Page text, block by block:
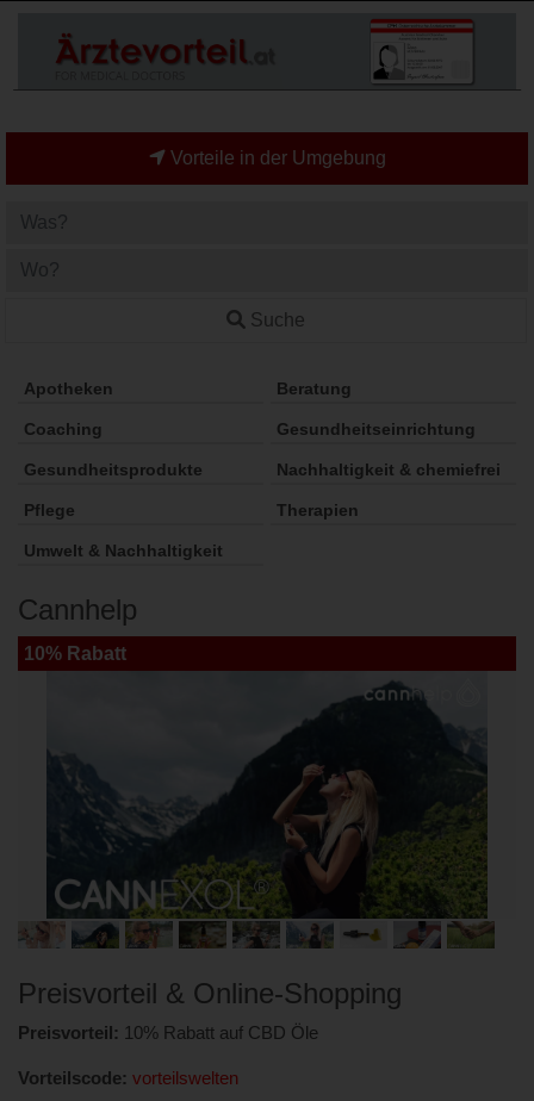
Vorteile in der Umgebung
Suche
Apotheken Beratung
Coaching Gesundheitseinrichtung
Gesundheitsprodukte Nachhaltigkeit & chemiefrei
Pflege Therapien
Umwelt & Nachhaltigkeit
Cannhelp
10% Rabatt
Preisvorteil & Online-Shopping
Preisvorteil: 10% Rabatt auf CBD Öle
Vorteilscode: vorteilswelten